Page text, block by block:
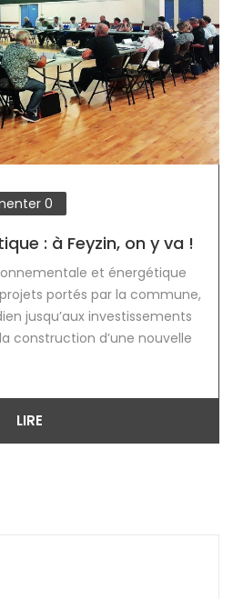
0
: à Feyzin, on y va !
et énergétique
portés par la commune,
jusqu’aux investissements
construction d’une nouvelle
LIRE